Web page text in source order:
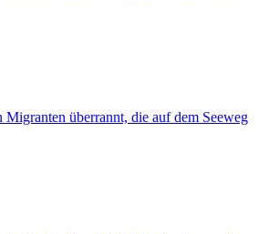
Migranten überrannt, die auf dem Seeweg